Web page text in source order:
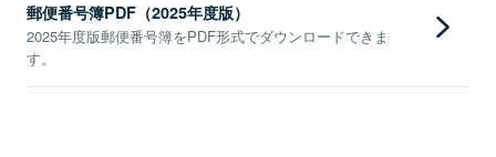
郵便番号簿PDF（2025年度版）
2025年度版郵便番号簿をPDF形式でダウンロードできま
す。